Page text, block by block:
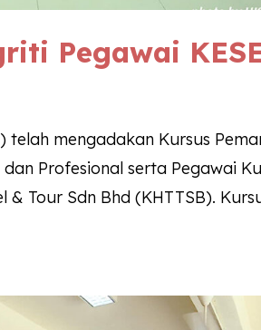
Pegawai
telah mengadakan Kursus
Profesional serta Pegawai
& Tour Sdn Bhd (KHTTSB).